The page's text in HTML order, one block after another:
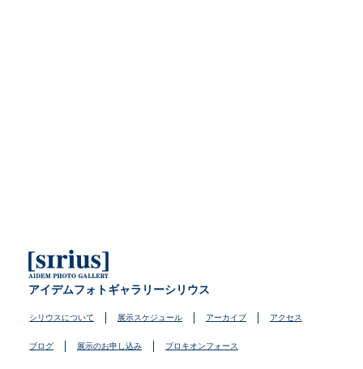
アイデムフォトギャラリーシリウス
シリウスについて 展示スケジュール アーカイブ アクセス
ブログ 展示のお申し込み プロキオンフォース